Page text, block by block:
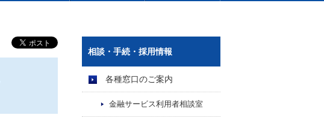
相談・手続・採用情報
各種窓口のご案内
金融サービス利用者相談室